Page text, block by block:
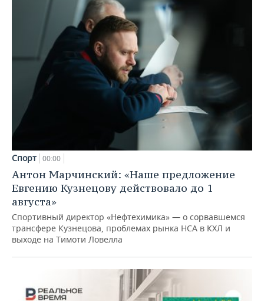
Спорт 00:00
Антон Марчинский: «Наше предложение
Евгению Кузнецову действовало до 1
августа»
Спортивный директор «Нефтехимика» — о сорвавшемся
трансфере Кузнецова, проблемах рынка НСА в КХЛ и
выходе на Тимоти Ловелла